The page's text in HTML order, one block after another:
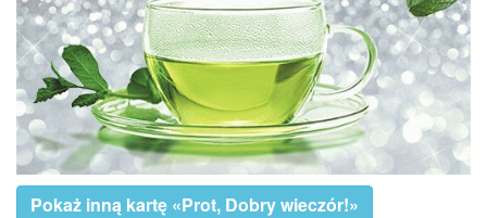
Pokaż inną kartę «Prot, Dobry wieczór!»